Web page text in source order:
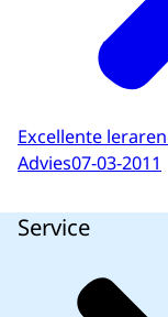
Excellente
Advies07-03-2011
Service